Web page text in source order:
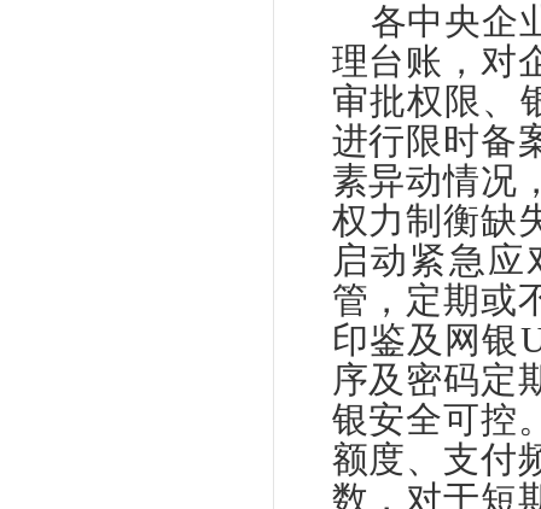
各中央企
理台账，对
审批权限、
进行限时备
素异动情况
权力制衡缺
启动紧急
管，定期或
印鉴及网银
序及密码定
银安全可控
额度、支付
数，对于短